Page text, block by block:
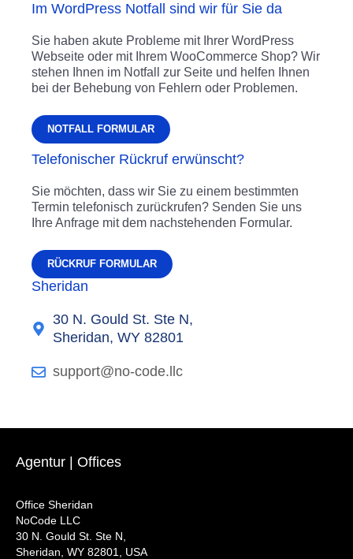
Im WordPress Notfall sind wir für Sie da
Sie haben akute Probleme mit Ihrer WordPress
Webseite oder mit Ihrem WooCommerce Shop? Wir
stehen Ihnen im Notfall zur Seite und helfen Ihnen
bei der Behebung von Fehlern oder Problemen.
NOTFALL FORMULAR
Telefonischer Rückruf erwünscht?
Sie möchten, dass wir Sie zu einem bestimmten
Termin telefonisch zurückrufen? Senden Sie uns
Ihre Anfrage mit dem nachstehenden Formular.
RÜCKRUF FORMULAR
Sheridan
30 N. Gould St. Ste N,
Sheridan, WY 82801
support@no-code.llc
Agentur | Offices
Office Sheridan
NoCode LLC
30 N. Gould St. Ste N,
Sheridan, WY 82801, USA